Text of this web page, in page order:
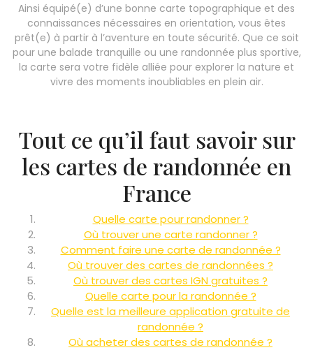
Ainsi équipé(e) d’une bonne carte topographique et des
connaissances nécessaires en orientation, vous êtes
prêt(e) à partir à l’aventure en toute sécurité. Que ce soit
pour une balade tranquille ou une randonnée plus sportive,
la carte sera votre fidèle alliée pour explorer la nature et
vivre des moments inoubliables en plein air.
Tout ce qu’il faut savoir sur
les cartes de randonnée en
France
Quelle carte pour randonner ?
Où trouver une carte randonner ?
Comment faire une carte de randonnée ?
Où trouver des cartes de randonnées ?
Où trouver des cartes IGN gratuites ?
Quelle carte pour la randonnée ?
Quelle est la meilleure application gratuite de
randonnée ?
Où acheter des cartes de randonnée ?